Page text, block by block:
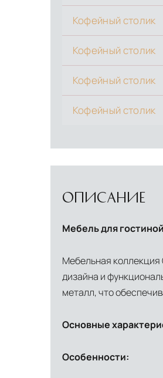
Кофейный столик
Кофейный столик
Кофейный столик
Кофейный столик
ОПИСАНИЕ
Мебель для
Мебельная коллекция
дизайна и
металл, что
Основные
Особенности: